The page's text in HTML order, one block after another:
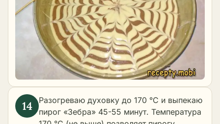
Разогреваю духовку до 170 °C и выпекаю
пирог «Зебра» 45-55 минут. Температура